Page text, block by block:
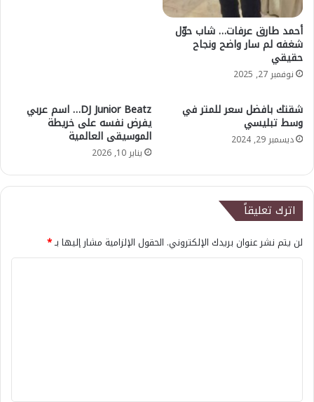
أحمد طارق عرفات… شاب حوّل
شغفه لم سار واضح ونجاح
حقيقي
نوفمبر 27, 2025
شقتك بافضل سعر للمتر في
وسط تبليسي
ديسمبر 29, 2024
DJ Junior Beatz… اسم عربي
يفرض نفسه على خريطة
الموسيقى العالمية
يناير 10, 2026
اترك تعليقاً
لن يتم نشر عنوان بريدك الإلكتروني. الحقول الإلزامية مشار إليها بـ*